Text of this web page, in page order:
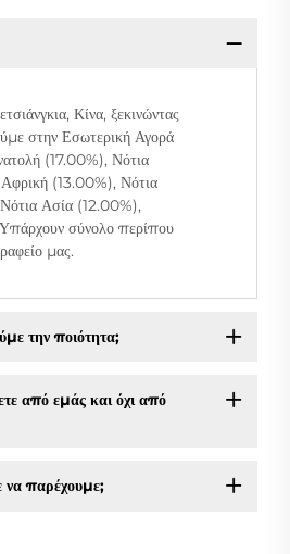
Κίνα, ξεκινώντας
στην Εσωτερική Αγορά
(17.00%), Νότια
(13.00%), Νότια
Ασία (12.00%),
σύνολο περίπου
μας.
την ποιότητα;
από εμάς και όχι από
να παρέχουμε;